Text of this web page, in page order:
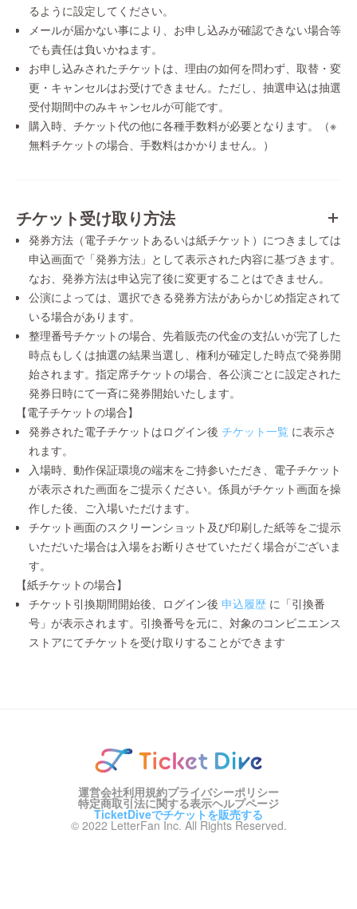
るように設定してください。
メールが届かない事により、お申し込みが確認できない場合等
でも責任は負いかねます。
お申し込みされたチケットは、理由の如何を問わず、取替・変
更・キャンセルはお受けできません。ただし、抽選申込は抽選
受付期間中のみキャンセルが可能です。
購入時、チケット代の他に各種手数料が必要となります。（※
無料チケットの場合、手数料はかかりません。）
チケット受け取り方法
発券方法（電子チケットあるいは紙チケット）につきましては
申込画面で「発券方法」として表示された内容に基づきます。
なお、発券方法は申込完了後に変更することはできません。
公演によっては、選択できる発券方法があらかじめ指定されて
いる場合があります。
整理番号チケットの場合、先着販売の代金の支払いが完了した
時点もしくは抽選の結果当選し、権利が確定した時点で発券開
始されます。指定席チケットの場合、各公演ごとに設定された
発券日時にて一斉に発券開始いたします。
【電子チケットの場合】
発券された電子チケットはログイン後 チケット一覧 に表示さ
れます。
入場時、動作保証環境の端末をご持参いただき、電子チケット
が表示された画面をご提示ください。係員がチケット画面を操
作した後、ご入場いただけます。
チケット画面のスクリーンショット及び印刷した紙等をご提示
いただいた場合は入場をお断りさせていただく場合がございま
す。
【紙チケットの場合】
チケット引換期間開始後、ログイン後 申込履歴 に「引換番
号」が表示されます。引換番号を元に、対象のコンビニエンス
ストアにてチケットを受け取りすることができます
運営会社利用規約プライバシーポリシー
特定商取引法に関する表示ヘルプページ
TicketDiveでチケットを販売する
© 2022 LetterFan Inc. All Rights Reserved.